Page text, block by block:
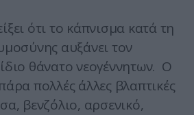
ότι το κάπνισμα κατά τη
αυξάνει τον
θάνατο νεογέννητων. Ο
πολλές άλλες βλαπτικές
βενζόλιο, αρσενικό,